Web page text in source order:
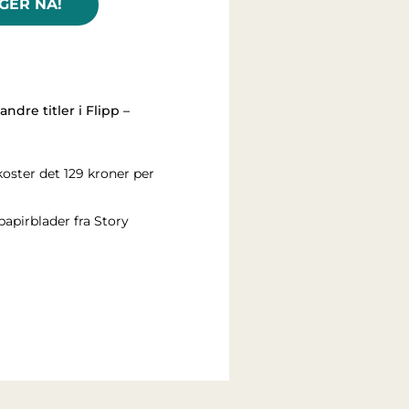
NÅ!
titler i Flipp –
det 129 kroner per
fra Story